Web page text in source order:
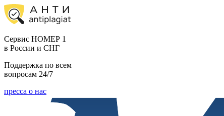
Cервис НОМЕР 1
в России и СНГ
Поддержка по всем
вопросам 24/7
пресса о нас